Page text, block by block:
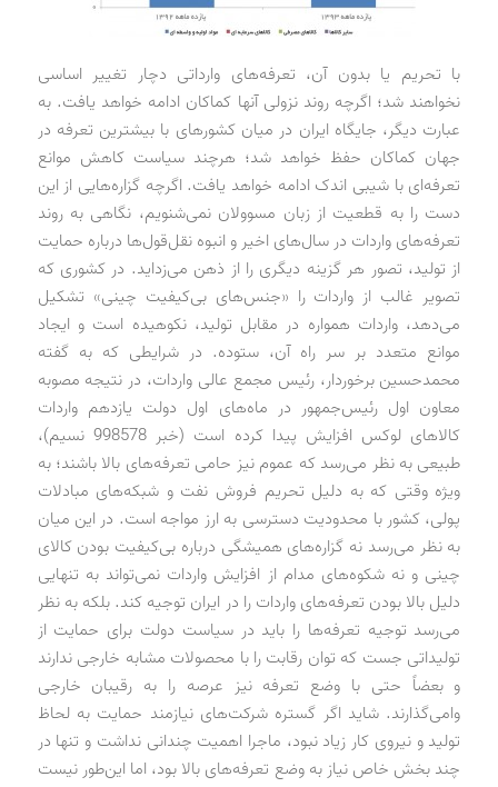
با تحریم یا بدون آن، تعرفه‌های وارداتی دچار تغییر اساسی
نخواهند شد؛ اگرچه روند نزولی آنها کماکان ادامه خواهد یافت. به
عبارت دیگر، جایگاه ایران در میان کشورهای با بیشترین تعرفه در
جهان کماکان حفظ خواهد شد؛ هرچند سیاست کاهش موانع
تعرفه‌ای با شیبی اندک ادامه خواهد یافت. اگرچه گزاره‌هایی از این
دست را به قطعیت از زبان مسوولان نمی‌شنویم، نگاهی به روند
تعرفه‌های واردات در سال‌های اخیر و انبوه نقل‌قول‌ها درباره حمایت
از تولید، تصور هر گزینه دیگری را از ذهن می‌زداید. در کشوری که
تصویر غالب از واردات را «جنس‌های بی‌کیفیت چینی» تشکیل
می‌دهد، واردات همواره در مقابل تولید، نکوهیده است و ایجاد
موانع متعدد بر سر راه آن، ستوده. در شرایطی که به گفته
محمدحسین برخوردار، رئیس مجمع عالی واردات، در نتیجه مصوبه
معاون اول رئیس‌جمهور در ماه‌های اول دولت یازدهم واردات
کالاهای لوکس افزایش پیدا کرده است (خبر 998578 نسیم)،
طبیعی به نظر می‌رسد که عموم نیز حامی تعرفه‌های بالا باشند؛ به
ویژه وقتی که به دلیل تحریم فروش نفت و شبکه‌های مبادلات
پولی، کشور با محدودیت دسترسی به ارز مواجه است. در این میان
به نظر می‌رسد نه گزاره‌های همیشگی درباره بی‌کیفیت بودن کالای
چینی و نه شکوه‌های مدام از افزایش واردات نمی‌تواند به تنهایی
دلیل بالا بودن تعرفه‌های واردات را در ایران توجیه کند. بلکه به نظر
می‌رسد توجیه تعرفه‌ها را باید در سیاست دولت برای حمایت از
تولیداتی جست که توان رقابت را با محصولات مشابه خارجی ندارند
و بعضاً حتی با وضع تعرفه نیز عرصه را به رقیبان خارجی
وامی‌گذارند. شاید اگر گستره شرکت‌های نیازمند حمایت به لحاظ
تولید و نیروی کار زیاد نبود، ماجرا اهمیت چندانی نداشت و تنها در
چند بخش خاص نیاز به وضع تعرفه‌های بالا بود، اما این‌طور نیست